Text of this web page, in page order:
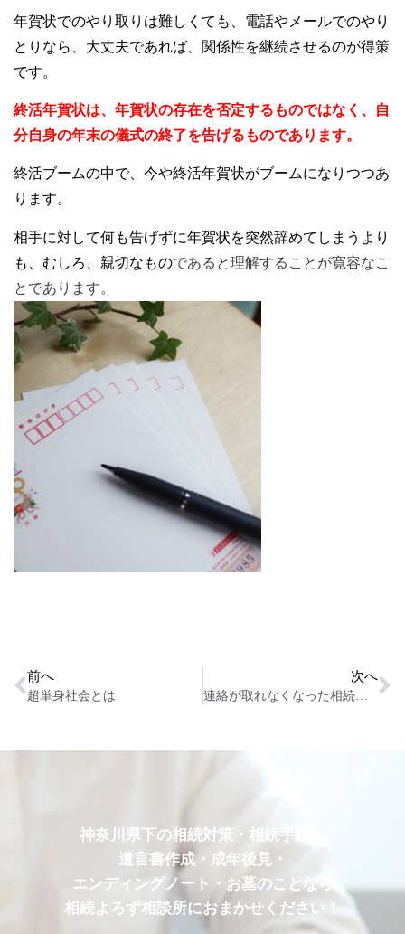
年賀状でのやり取りは難しくても、電話やメールでのやり
とりなら、大丈夫であれば、関係性を継続させるのが得策
です。
終活年賀状は、年賀状の存在を否定するものではなく、自
分自身の年末の儀式の終了を告げるものであります。
終活ブームの中で、今や終活年賀状がブームになりつつあ
ります。
相手に対して何も告げずに年賀状を突然辞めてしまうより
も、むしろ、親切なものであると理解することが寛容なこ
とであります。
前へ
超単身社会とは
次へ
連絡が取れなくなった相続人とは
神奈川県下の相続対策・相続手続・
遺言書作成・成年後見・
エンディングノート・お墓のことなら
相続よろず相談所におまかせください！